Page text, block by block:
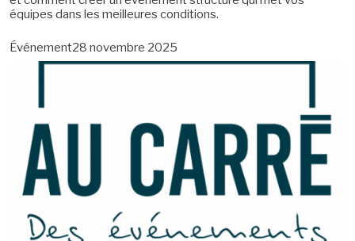
équipes dans les meilleures conditions.
Événement28 novembre 2025